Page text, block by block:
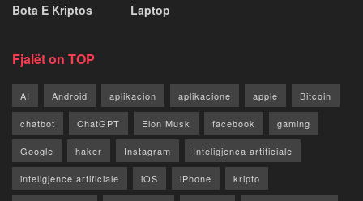
Bota E Kriptos
Laptop
Fjalët on TOP
AI Android aplikacion aplikacione apple Bitcoin
chatbot ChatGPT Elon Musk facebook gaming
Google haker Instagram Inteligjenca artificiale
inteligjence artificiale iOS iPhone kripto